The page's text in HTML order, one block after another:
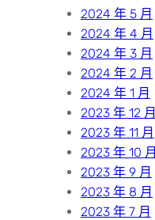
2024 年 5 月
2024 年 4 月
2024 年 3 月
2024 年 2 月
2024 年 1 月
2023 年 12 月
2023 年 11 月
2023 年 10 月
2023 年 9 月
2023 年 8 月
2023 年 7 月